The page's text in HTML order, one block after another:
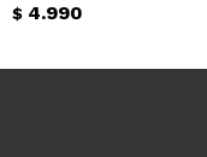
$ 4.990